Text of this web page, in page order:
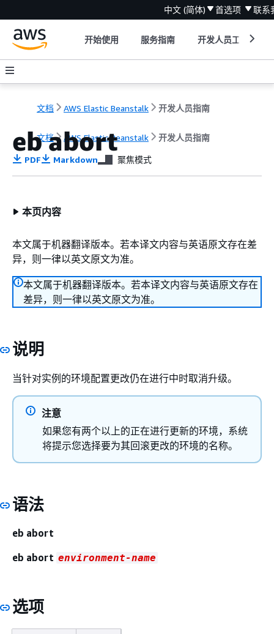
中文 (简体) 首选项 联系
开始使用 服务指南 开发人员工具
文档 AWS Elastic Beanstalk 开发人员指南
文档 AWS Elastic Beanstalk 开发人员指南
eb abort
PDF Markdown 聚焦模式
本页内容
本文属于机器翻译版本。若本译文内容与英语原文存在差
异，则一律以英文原文为准。
本文属于机器翻译版本。若本译文内容与英语原文存在
差异，则一律以英文原文为准。
说明
当针对实例的环境配置更改仍在进行中时取消升级。
注意
如果您有两个以上的正在进行更新的环境，系统
将提示您选择要为其回滚更改的环境的名称。
语法
eb abort
eb abort environment-name
选项